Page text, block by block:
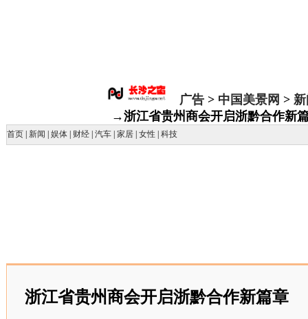
广告> 中国美景网 >
→浙江省贵州商会开启浙黔合作新
首页 新闻 娱体 财经 汽车 家居 女性 科技
浙江省贵州商会开启浙黔合作新篇章